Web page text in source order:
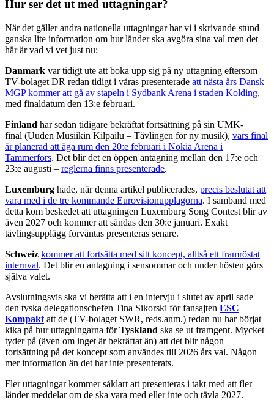
Hur ser det ut med uttagningar?
När det gäller andra nationella uttagningar har vi i skrivande stund
ganska lite information om hur länder ska avgöra sina val men det
här är vad vi vet just nu:
Danmark var tidigt ute att boka upp sig på ny uttagning eftersom
TV-bolaget DR redan tidigt i våras presenterade att nästa års Dansk
MGP kommer att gå av stapeln i Sydbank Arena i staden Kolding,
med finaldatum den 13:e februari.
Finland har sedan tidigare bekräftat fortsättning på sin UMK-
final (Uuden Musiikin Kilpailu – Tävlingen för ny musik), vars final
är planerad att äga rum den 20:e februari i Nokia Arena i
Tammerfors. Det blir det en öppen antagning mellan den 17:e och
23:e augusti – reglerna finns presenterade.
Luxemburg hade, när denna artikel publicerades, precis beslutat att
vara med i de tre kommande Eurovisionupplagorna. I samband med
detta kom beskedet att uttagningen Luxemburg Song Contest blir av
även 2027 och kommer att sändas den 30:e januari. Exakt
tävlingsupplägg förväntas presenteras senare.
Schweiz kommer att fortsätta med sitt koncept, alltså ett framröstat
internval. Det blir en antagning i sensommar och under hösten görs
själva valet.
Avslutningsvis ska vi berätta att i en intervju i slutet av april sade
den tyska delegationschefen Tina Sikorski för fansajten ESC
Kompakt att de (TV-bolaget SWR, reds.anm.) redan nu har börjat
kika på hur uttagningarna förTyskland ska se ut framgent. Mycket
tyder på (även om inget är bekräftat än) att det blir någon
fortsättning på det koncept som användes till 2026 års val. Någon
mer information än det har inte presenterats.
Fler uttagningar kommer såklart att presenteras i takt med att fler
länder meddelar om de ska vara med eller inte och tävla 2027.